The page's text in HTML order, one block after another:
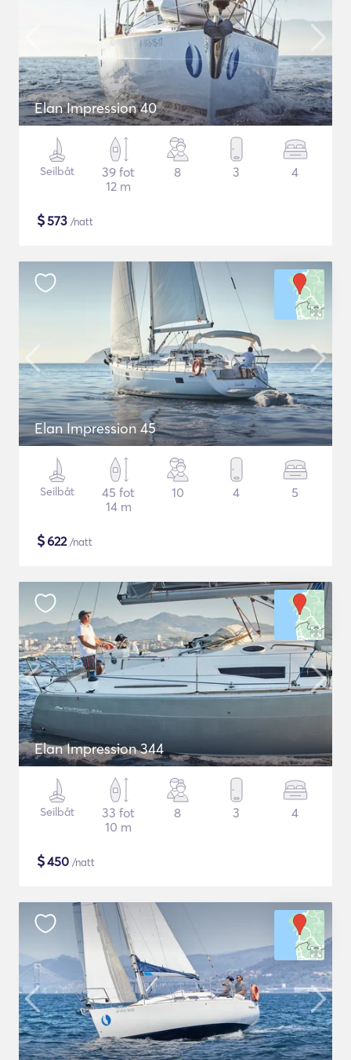
Elan Impression 40
Seilbåt
39 fot
12 m
8 3 4
$573 /natt
Elan Impression 45
Seilbåt
45 fot
14 m
10 4 5
$622/natt
Elan Impression 344
Seilbåt
33 fot
10 m
8 3 4
$450 /natt